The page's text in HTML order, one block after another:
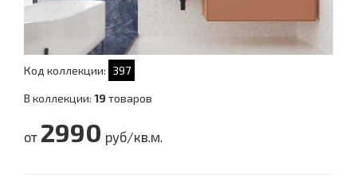
Код коллекции: 397
В коллекции: 19 товаров
от 2990 руб/кв.м.